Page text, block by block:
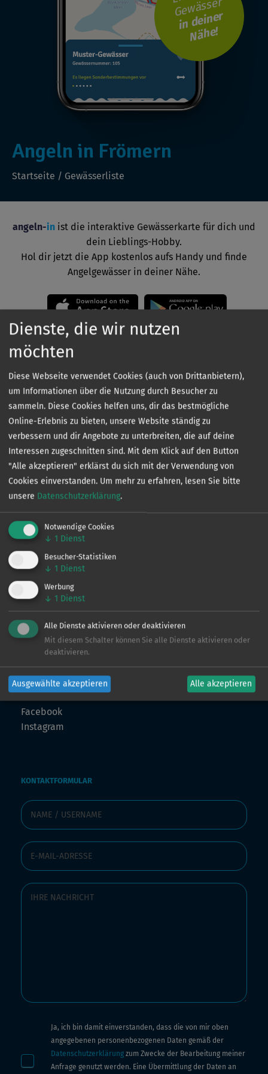
Angeln in Frömern
Startseite / Gewässerliste
Gewässer
i
n
d
ei
n
er
N
ä
h
e!
angeln-in ist die interaktive Gewässerkarte für dich und
dein Lieblings-Hobby.
Hol dir jetzt die App kostenlos aufs Handy und finde
Angelgewässer in deiner Nähe.
Kontakt
Ingo de Jonge
julian@angeln-in.de
Julius Planteur
technik@angeln-in.de
Facebook
Instagram
KONTAKTFORMULAR
Ja, ich bin damit einverstanden, dass die von mir oben
angegebenen personenbezogenen Daten gemäß der
Datenschutzerklärung zum Zwecke der Bearbeitung meiner
Anfrage genutzt werden. Eine Übermittlung der Daten an
Dienste, die wir nutzen
möchten
Diese Webseite verwendet Cookies (auch von Drittanbietern),
um Informationen über die Nutzung durch Besucher zu
sammeln. Diese Cookies helfen uns, dir das bestmögliche
Online-Erlebnis zu bieten, unsere Website ständig zu
verbessern und dir Angebote zu unterbreiten, die auf deine
Interessen zugeschnitten sind. Mit dem Klick auf den Button
"Alle akzeptieren" erklärst du sich mit der Verwendung von
Cookies einverstanden. Um mehr zu erfahren, lesen Sie bitte
unsere Datenschutzerklärung.
Notwendige Cookies
↓ 1 Dienst
Besucher-Statistiken
↓ 1 Dienst
Werbung
↓ 1 Dienst
Alle Dienste aktivieren oder deaktivieren
Mit diesem Schalter können Sie alle Dienste aktivieren oder
deaktivieren.
Ausgewählte akzeptieren Alle akzeptieren